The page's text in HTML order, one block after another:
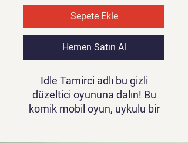
Sepete Ekle
Hemen Satın Al
Idle Tamirci adlı bu gizli
düzeltici oyununa dalın! Bu
komik mobil oyun, uykulu bir